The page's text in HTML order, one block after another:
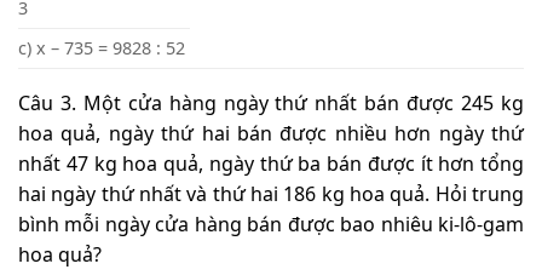
3
c) x – 735 = 9828 : 52
Câu 3. Một cửa hàng ngày thứ nhất bán được 245 kg
hoa quả, ngày thứ hai bán được nhiều hơn ngày thứ
nhất 47 kg hoa quả, ngày thứ ba bán được ít hơn tổng
hai ngày thứ nhất và thứ hai 186 kg hoa quả. Hỏi trung
bình mỗi ngày cửa hàng bán được bao nhiêu ki-lô-gam
hoa quả?